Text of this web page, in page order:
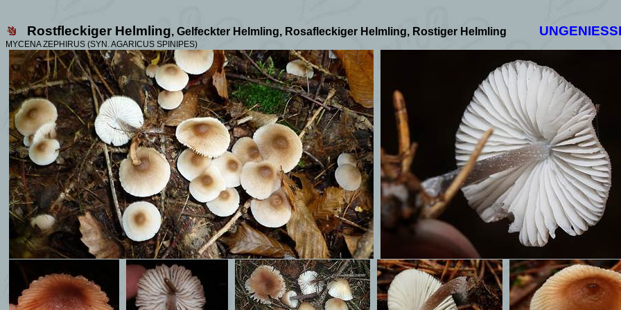
Rostfleckiger Helmling, Gelfeckter Helmling, Rosafleckiger Helmling, Rostiger Helmling
MYCENA ZEPHIRUS (SYN. AGARICUS SPINIPES)